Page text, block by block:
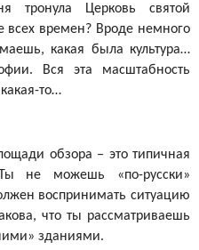
тронула Церковь святой
всех времен? Вроде немного
какая была культура…
Вся эта масштабность
то…
обзора – это типичная
Ты не можешь «по-русски»
воспринимать ситуацию
что ты рассматриваешь
зданиями.